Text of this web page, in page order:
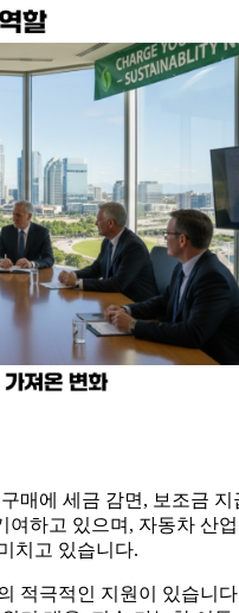
에 세금 감면, 보조금
하고 있으며, 자동차 산
치고 있습니다.
적극적인 지원이 있습니